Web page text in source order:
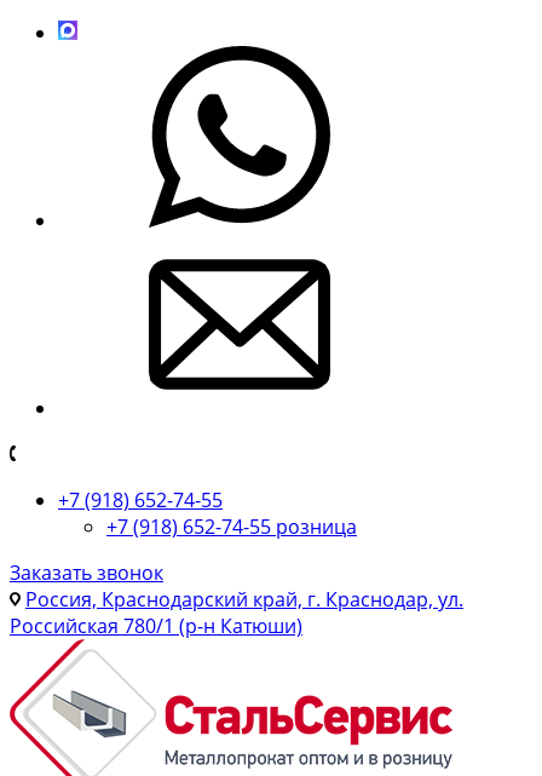
+7 (918) 652-74-55
+7 (918) 652-74-55 розница
Заказать звонок
Россия, Краснодарский край, г. Краснодар, ул.
Российская 780/1 (р-н Катюши)